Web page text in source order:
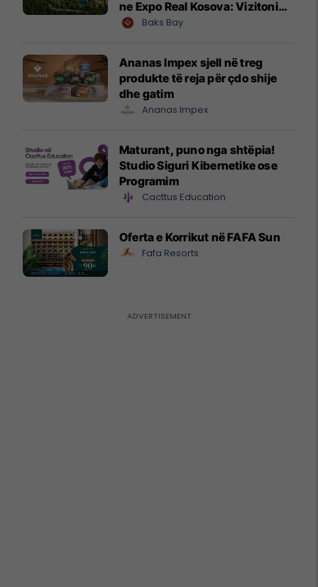
ne Expo Real Kosova: Vizitoni
shtandin dhe zbuloni
Baks Bay
Ananas Impex sjell në treg
produkte të reja për çdo shije
dhe gatim
Ananas Impex
Maturant, puno nga shtëpia!
Studio Siguri Kibernetike ose
Programim
Cacttus Education
Oferta e Korrikut në FAFA Sun
Fafa Resorts